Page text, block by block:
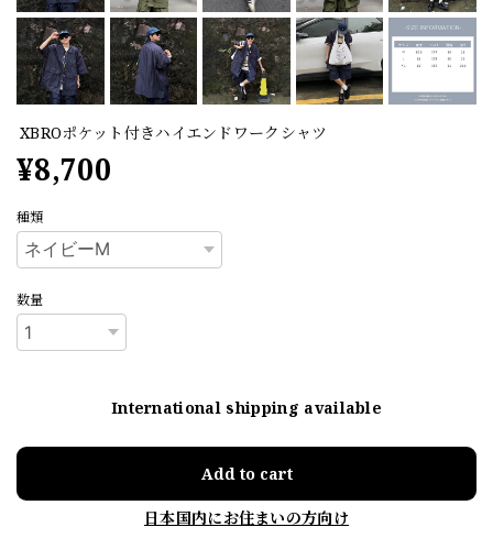
XBROポケット付きハイエンドワークシャツ
¥8,700
種類
数量
International shipping available
Add to cart
日本国内にお住まいの方向け